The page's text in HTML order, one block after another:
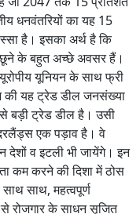
धनवंतरियों का यह 15
है। इसका अर्थ है कि
छूने के बहुत अच्छे अवसर हैं।
यूनियन के साथ फ्री
की यह ट्रेड डील जनसंख्या
बड़ी ट्रेड डील है। उसी
एक पड़ाव है। वे
व इटली भी जायेंगे। इन
कम करने की दिशा में ठोस
साथ, महत्वपूर्ण
रोजगार के साधन सृजित